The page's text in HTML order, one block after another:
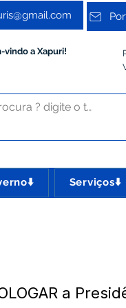
vindo a Xapuri!
Serviços⬇️
a